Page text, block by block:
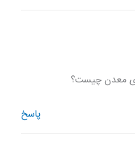
معدن چیست؟
پاسخ